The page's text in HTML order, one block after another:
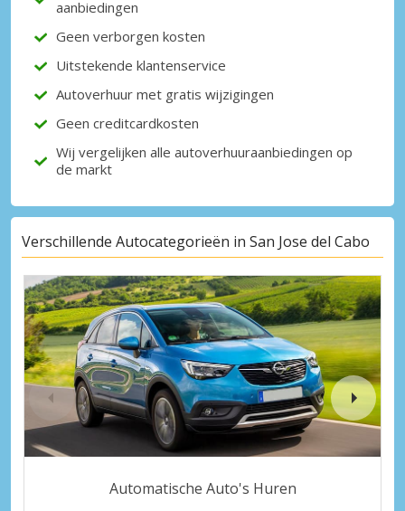
aanbiedingen
Geen verborgen kosten
Uitstekende klantenservice
Autoverhuur met gratis wijzigingen
Geen creditcardkosten
Wij vergelijken alle autoverhuuraanbiedingen op
de markt
Verschillende Autocategorieën in San Jose del Cabo
Automatische Auto's Huren